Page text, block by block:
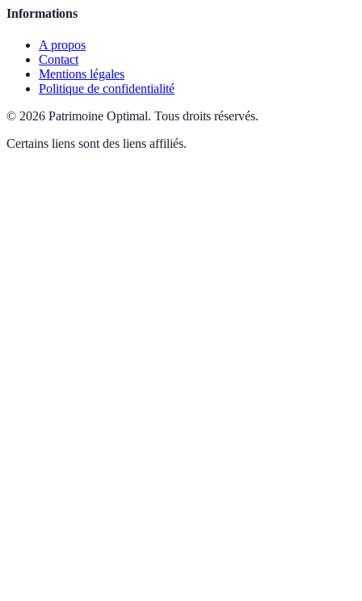
Informations
A propos
Contact
Mentions légales
Politique de confidentialité
© 2026 Patrimoine Optimal. Tous droits réservés.
Certains liens sont des liens affiliés.